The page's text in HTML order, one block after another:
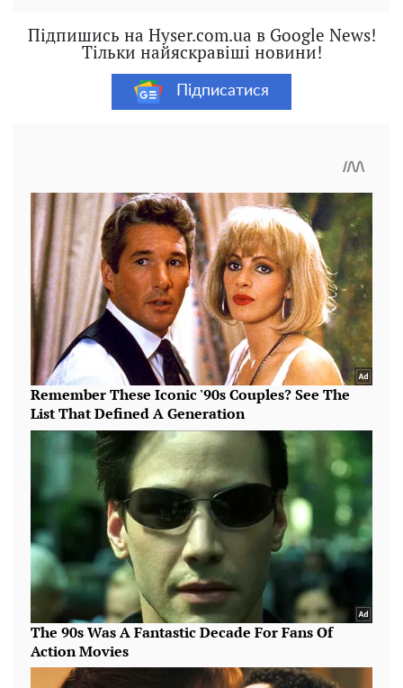
Підпишись на Hyser.com.ua в Google News!
Тільки найяскравіші новини!
Підписатися